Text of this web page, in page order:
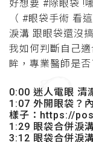
好想要 #除眼袋 !
（ #眼袋手術 看
淚溝 跟眼袋還沒
我如何判斷自己
眸，專業醫師是
0:00 迷人電眼 清
1:07 外開眼袋？
樣子：https://
1:29 眼袋合併淚
3:12 眼袋合併淚